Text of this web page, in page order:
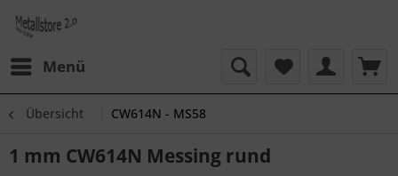
Menü
Übersicht CW614N - MS58
1 mm CW614N Messing rund